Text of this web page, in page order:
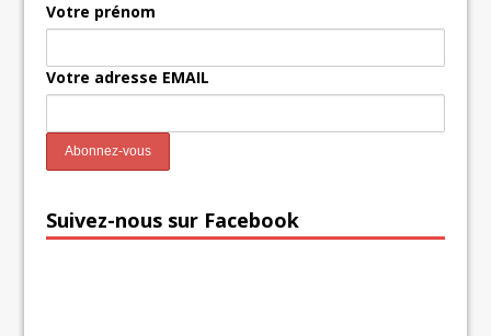
Votre prénom
Votre adresse EMAIL
Suivez-nous sur Facebook